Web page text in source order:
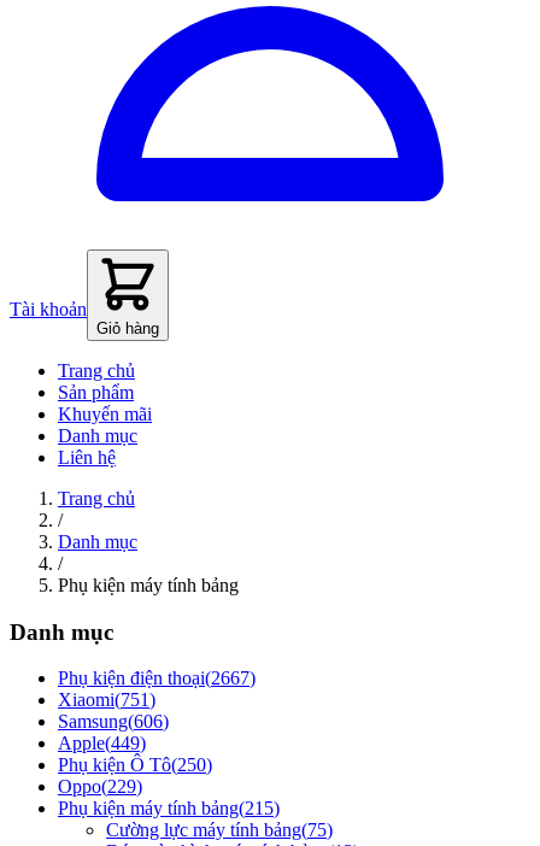
Tài khoản
Giỏ hàng
Trang chủ
Sản phẩm
Khuyến mãi
Danh mục
Liên hệ
Trang chủ
/
Danh mục
/
Phụ kiện máy tính bảng
Danh mục
Phụ kiện điện thoại(2667)
Xiaomi(751)
Samsung(606)
Apple(449)
Phụ kiện Ô Tô(250)
Oppo(229)
Phụ kiện máy tính bảng(215)
Cường lực máy tính bảng(75)